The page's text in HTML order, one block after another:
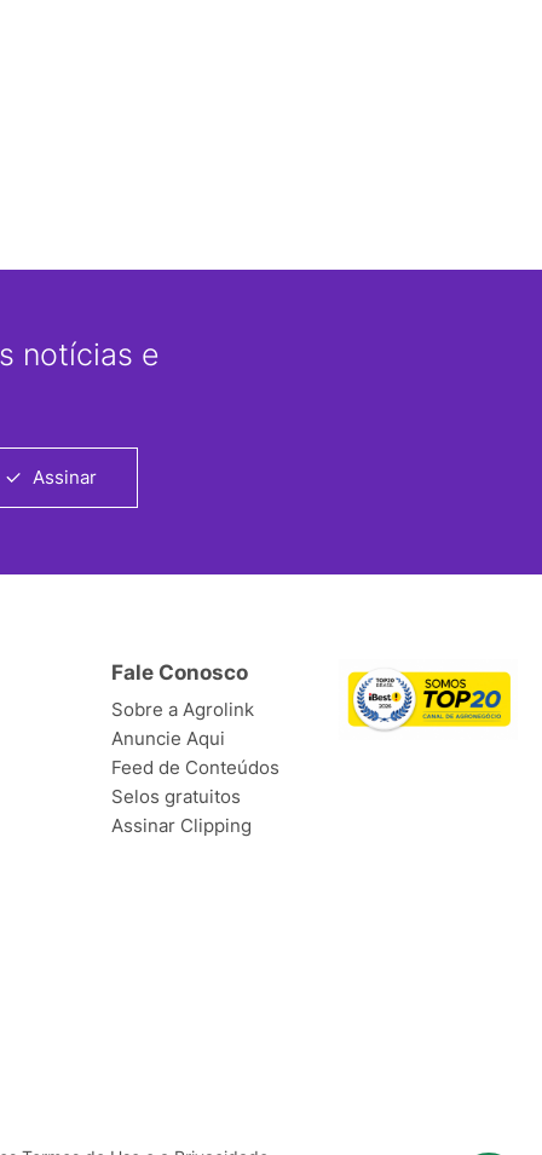
notícias e
Assinar
Fale Conosco
Sobre a Agrolink
Anuncie Aqui
Feed de Conteúdos
Selos gratuitos
Assinar Clipping